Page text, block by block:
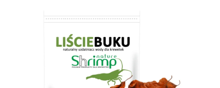
hviezdičiek.